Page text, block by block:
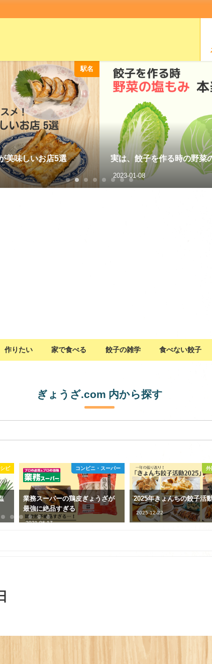
駅名
美味しいお店5選 実は、餃子を作る時の野菜
2023-01-08
作りたい 家で食べる 餃子の雑学 食べない餃子
ぎょうざ.com 内から探す
シピ コンビニ・スーパー
業務スーパーの鶏皮ぎょうざが
最強に絶品すぎる
2021-06-17
外
2025年きょんちの餃子活
2025-12-22